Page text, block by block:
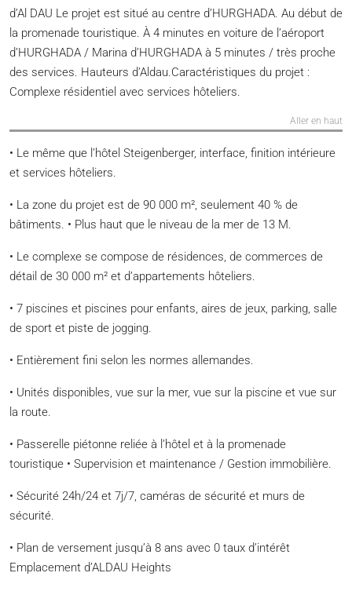
d’Al DAU Le projet est situé au centre d’HURGHADA. Au début de
la promenade touristique. À 4 minutes en voiture de l’aéroport
d’HURGHADA / Marina d’HURGHADA à 5 minutes / très proche
des services. Hauteurs d’Aldau.Caractéristiques du projet :
Complexe résidentiel avec services hôteliers.
Aller en haut
• Le même que l’hôtel Steigenberger, interface, finition intérieure
et services hôteliers.
• La zone du projet est de 90 000 m², seulement 40 % de
bâtiments. • Plus haut que le niveau de la mer de 13 M.
• Le complexe se compose de résidences, de commerces de
détail de 30 000 m² et d’appartements hôteliers.
• 7 piscines et piscines pour enfants, aires de jeux, parking, salle
de sport et piste de jogging.
• Entièrement fini selon les normes allemandes.
• Unités disponibles, vue sur la mer, vue sur la piscine et vue sur
la route.
• Passerelle piétonne reliée à l’hôtel et à la promenade
touristique • Supervision et maintenance / Gestion immobilière.
• Sécurité 24h/24 et 7j/7, caméras de sécurité et murs de
sécurité.
• Plan de versement jusqu’à 8 ans avec 0 taux d’intérêt
Emplacement d’ALDAU Heights